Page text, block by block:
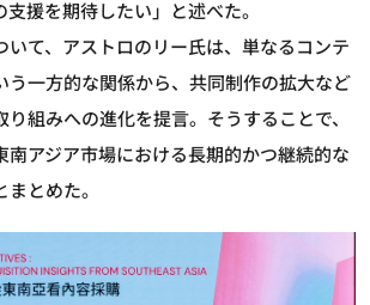
援を期待したい」と述べた。
いて、アストロのリー氏は、単なるコンテ
う一方的な関係から、共同制作の拡大など
組みへの進化を提言。そうすることで、
南アジア市場における長期的かつ継続的な
とめた。